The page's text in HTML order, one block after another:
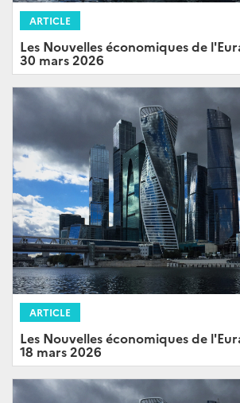
ARTICLE
Les Nouvelles économiques de
30 mars 2026
ARTICLE
Les Nouvelles économiques de
18 mars 2026